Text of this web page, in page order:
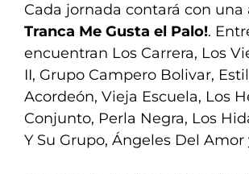
Cada jornada contará con
Tranca Me Gusta el Palo!.
encuentran Los Carrera, Los
II, Grupo Campero Bolivar,
Acordeón, Vieja Escuela, Los
Conjunto, Perla Negra, Los
Y Su Grupo, Ángeles Del